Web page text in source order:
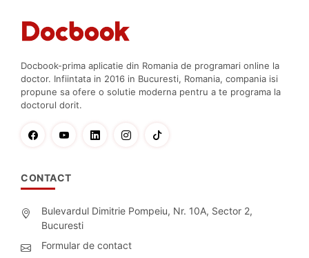
Docbook-prima aplicatie din Romania de programari online la
doctor. Infiintata in 2016 in Bucuresti, Romania, compania isi
propune sa ofere o solutie moderna pentru a te programa la
doctorul dorit.
CONTACT
Bulevardul Dimitrie Pompeiu, Nr. 10A, Sector 2,
Bucuresti
Formular de contact